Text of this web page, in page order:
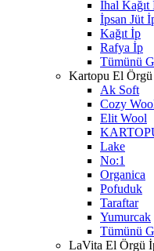
İhal Kağıt
İpsan Jüt
Kağıt İp
Rafya İp
Tümünü
Kartopu El
Ak Soft
Cozy
Elit Wool
Lake
No:1
Organica
Pofuduk
Taraftar
Yumurcak
Tümünü
LaVita El Örgü